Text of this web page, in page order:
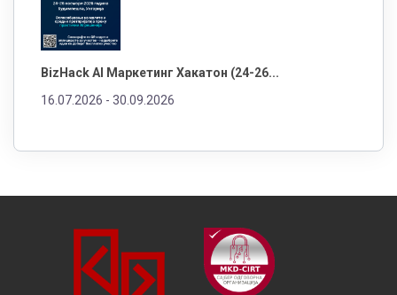
BizHack AI Маркетинг Хакатон (24-26...
16.07.2026 - 30.09.2026